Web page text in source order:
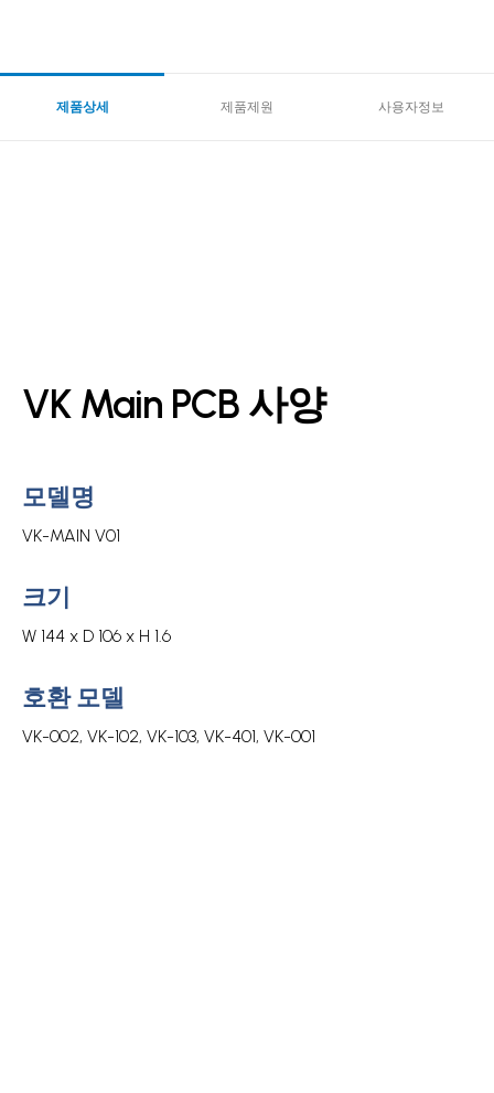
제품상세 제품제원 사용자정보
VK Main PCB 사양
모델명
VK-MAIN V01
크기
W 144 x D 106 x H 1.6
호환 모델
VK-002, VK-102, VK-103, VK-401, VK-001